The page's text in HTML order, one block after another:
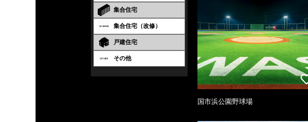
集合住宅
集合住宅（改修）
戸建住宅
その他
国市浜公園野球場